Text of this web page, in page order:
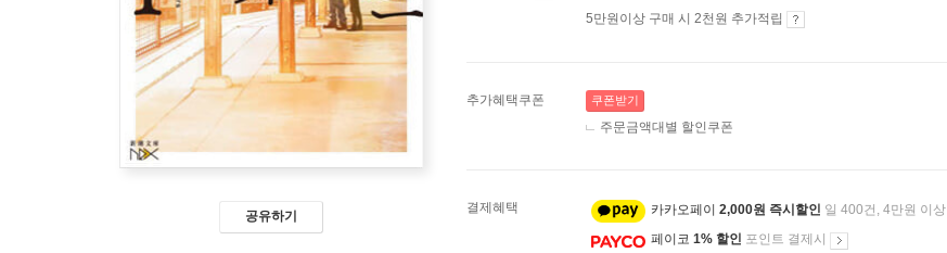
공유하기
5만원이상 구매 시 2천원 추가적립
추가혜택쿠폰 쿠폰받기
주문금액대별 할인쿠폰
결제혜택 카카오페이 2,000원 즉시할인 일 400건, 4만원 이상
페이코 1% 할인 포인트 결제시